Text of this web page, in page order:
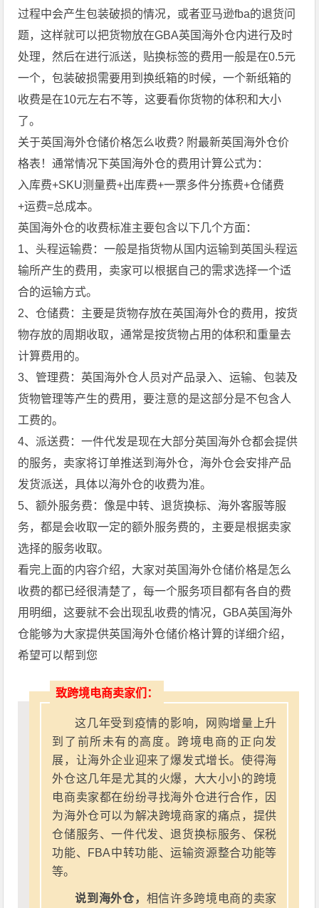
过程中会产生包装破损的情况，或者亚马逊fba的退货问
题，这样就可以把货物放在GBA英国海外仓内进行及时
处理，然后在进行派送，贴换标签的费用一般是在0.5元
一个，包装破损需要用到换纸箱的时候，一个新纸箱的
收费是在10元左右不等，这要看你货物的体积和大小
了。
关于英国海外仓储价格怎么收费? 附最新英国海外仓价
格表！通常情况下英国海外仓的费用计算公式为：
入库费+SKU测量费+出库费+一票多件分拣费+仓储费
+运费=总成本。
英国海外仓的收费标准主要包含以下几个方面：
1、头程运输费：一般是指货物从国内运输到英国头程运
输所产生的费用，卖家可以根据自己的需求选择一个适
合的运输方式。
2、仓储费：主要是货物存放在英国海外仓的费用，按货
物存放的周期收取，通常是按货物占用的体积和重量去
计算费用的。
3、管理费：英国海外仓人员对产品录入、运输、包装及
货物管理等产生的费用，要注意的是这部分是不包含人
工费的。
4、派送费：一件代发是现在大部分英国海外仓都会提供
的服务，卖家将订单推送到海外仓，海外仓会安排产品
发货派送，具体以海外仓的收费为准。
5、额外服务费：像是中转、退货换标、海外客服等服
务，都是会收取一定的额外服务费的，主要是根据卖家
选择的服务收取。
看完上面的内容介绍，大家对英国海外仓储价格是怎么
收费的都已经很清楚了，每一个服务项目都有各自的费
用明细，这要就不会出现乱收费的情况，GBA英国海外
仓能够为大家提供英国海外仓储价格计算的详细介绍，
希望可以帮到您
致跨境电商卖家们：
这几年受到疫情的影响，网购增量上升
到了前所未有的高度。跨境电商的正向发
展，让海外企业迎来了爆发式增长。使得海
外仓这几年是尤其的火爆，大大小小的跨境
电商卖家都在纷纷寻找海外仓进行合作，因
为海外仓可以为解决跨境商家的痛点，提供
仓储服务、一件代发、退货换标服务、保税
功能、FBA中转功能、运输资源整合功能等
等。
说到海外仓， 相信许多跨境电商的卖家